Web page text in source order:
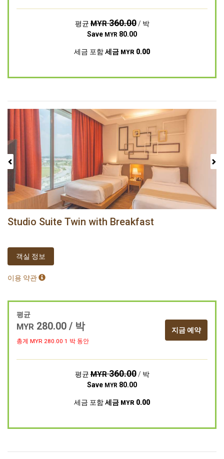
평균MYR360.00/ 박
Save MYR 80.00
세금 포함세금 MYR 0.00
Previous
Studio Suite Twin with Breakfast
객실 정보
이용 약관
평균
MYR 280.00 / 박
총계 MYR 280.00 1 박 동안
지금 예약
평균MYR360.00/ 박
Save MYR 80.00
세금 포함세금 MYR 0.00